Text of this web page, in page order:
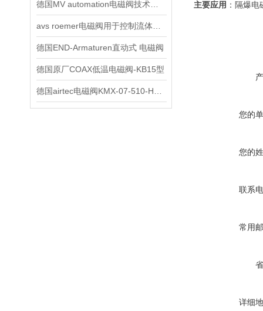
德国END-Armaturen直动式 电磁阀
德国原厂COAX低温电磁阀-KB15型
主要应用 ：隔爆
您的
您的
联系
常用
详细